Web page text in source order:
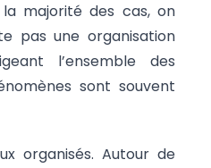
majorité des cas, on
pas une organisation
l’ensemble des
sont souvent
organisés. Autour de